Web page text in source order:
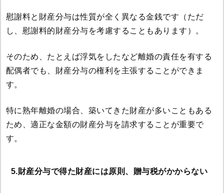
慰謝料と財産分与は性質が全く異なる金銭です（ただ
し、慰謝料的財産分与を考慮することもあります）。
そのため、たとえば浮気をしたなど離婚の責任を有する
配偶者でも、財産分与の権利を主張することができま
す。
特に熟年離婚の場合、築いてきた財産が多いこともある
ため、適正な金額の財産分与を請求することが重要で
す。
5.財産分与で得た財産には原則、贈与税がかからない